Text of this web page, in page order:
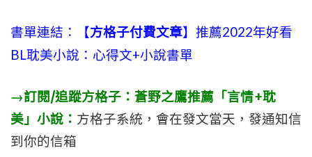
書單連結：【方格子付費文章】推薦2022年好看
BL耽美小說：心得文+小說書單
→訂閱/追蹤方格子：蒼野之鷹推薦「言情+耽
美」小說： 方格子系統，會在發文當天，發通知信
到你的信箱